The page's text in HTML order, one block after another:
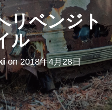
V
A
T
O
N
リベンジト
ル
on2018年4月28日